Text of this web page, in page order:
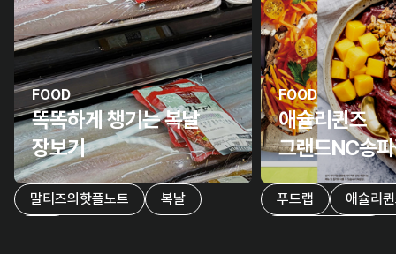
FOOD
똑똑하게 챙기는 복날
장보기
말티즈의핫플노트
복날
FOOD
애슐리퀸즈
그랜드NC송파점 리
오픈의 모든 것
푸드랩
애슐리